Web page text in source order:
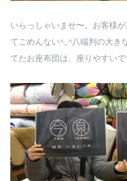
いらっしゃいませ〜。お客様
てごめんない^_^八端判の大き
てたお座布団は、座りやすいで